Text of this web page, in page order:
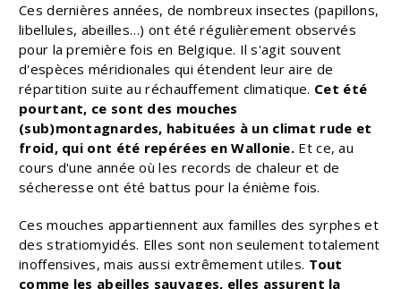
Ces dernières années, de nombreux insectes (papillons,
libellules, abeilles…) ont été régulièrement observés
pour la première fois en Belgique. Il s'agit souvent
d'espèces méridionales qui étendent leur aire de
répartition suite au réchauffement climatique. Cet été
pourtant, ce sont des mouches
(sub)montagnardes, habituées à un climat rude et
froid, qui ont été repérées en Wallonie. Et ce, au
cours d'une année où les records de chaleur et de
sécheresse ont été battus pour la énième fois.
Ces mouches appartiennent aux familles des syrphes et
des stratiomyidés. Elles sont non seulement totalement
inoffensives, mais aussi extrêmement utiles. Tout
comme les abeilles sauvages, elles assurent la